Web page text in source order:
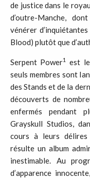
de justice dans le
d’outre-Manche,
vénérer
Blood) plutôt que
Serpent Power1
est
seuls membres sont
des Stands et de la
découverts de
enfermés pendant
Grayskull Studios,
cours à leurs
résulte un album
inestimable. Au
d’apparence